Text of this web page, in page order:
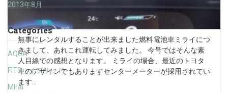
2013年8月
Categories
AQUA
FIT3ハイブリッド
MIrai
無事にレンタルすることが出来ました燃料電池車ミライにつ
きまして、あれこれ運転してみました。 今号ではそんな素
人目線での感想となります。 ミライの場合、最近のトヨタ
車のデザインでもありますセンターメーターが採用されてい
ます